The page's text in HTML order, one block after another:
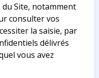
du Site, notamment
consulter vos
la saisie, par
délivrés
vous avez